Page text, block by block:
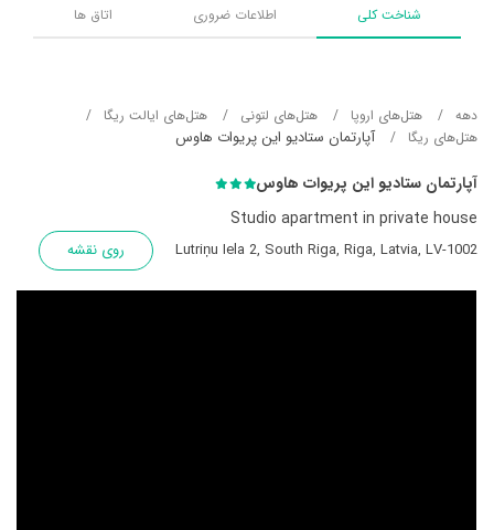
شناخت کلی اطلاعات ضروری اتاق ها
دهه هتل‌های اروپا هتل‌های لتونی
هتل‌های ایالت ریگا
هتل‌های ریگا
آپارتمان ستادیو این پریوات هاوس
آپارتمان ستادیو این پریوات هاوس
Studio apartment in private house
Lutriņu Iela 2, South Riga, Riga, Latvia, LV-1002 روی نقشه